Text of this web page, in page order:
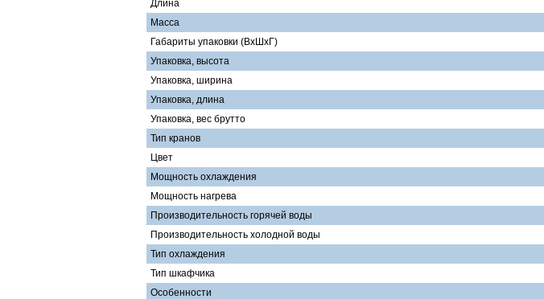
Длина
Масса
Габариты упаковки (ВхШхГ)
Упаковка, высота
Упаковка, ширина
Упаковка, длина
Упаковка, вес брутто
Тип кранов
Цвет
Мощность охлаждения
Мощность нагрева
Производительность горячей воды
Производительность холодной воды
Тип охлаждения
Тип шкафчика
Особенности